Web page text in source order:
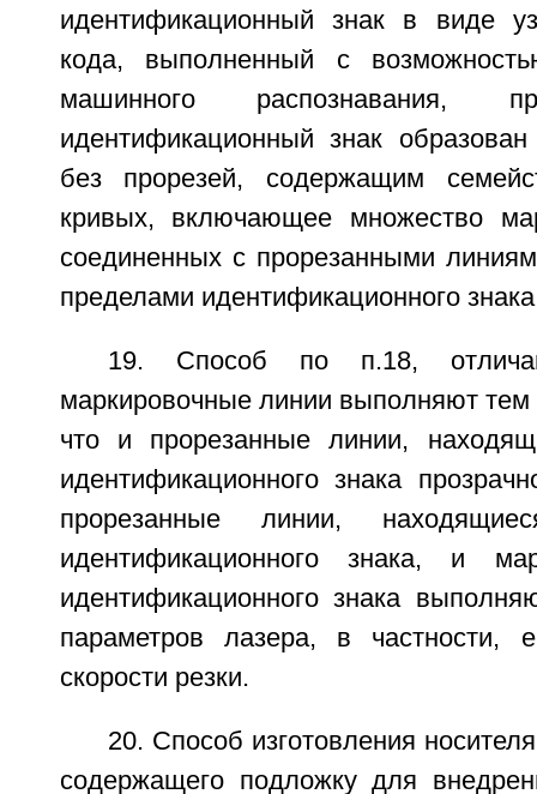
идентификационный знак в виде
кода, выполненный с
машинного распознавания,
идентификационный знак
без прорезей, содержащим
кривых, включающее множество
соединенных с прорезанными
пределами идентификационного
19. Способ по п.18,
маркировочные линии выполняют
что и прорезанные линии,
идентификационного знака
прорезанные линии,
идентификационного знака, и
идентификационного знака
параметров лазера, в частности,
скорости резки.
20. Способ изготовления
содержащего подложку для